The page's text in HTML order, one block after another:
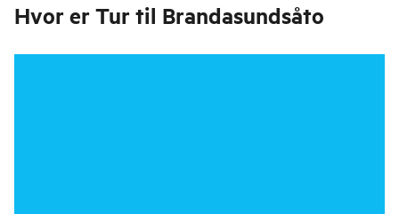
Hvor er Tur til Brandasundsåto